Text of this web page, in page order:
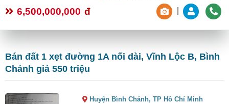
6,500,000,000 đ
Bán đất 1 xẹt đường 1A nối dài, Vĩnh Lộc B, Bình
Chánh giá 550 triệu
Huyện Bình Chánh,TP Hồ Chí Minh